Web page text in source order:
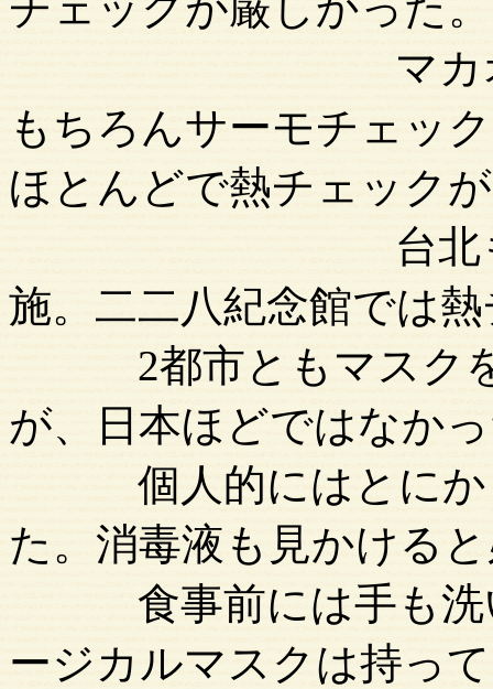
マカオは入国
もちろんサーモチェッ
ほとんどで熱チェック
台北も入国は
施。二二八紀念館では
2都市ともマスクを
が、日本ほどではなか
個人的にはとにかく
た。消毒液も見かける
食事前には手も洗い
ージカルマスクは持っ